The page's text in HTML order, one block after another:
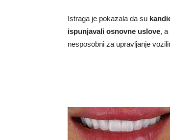
Istraga je pokazala da su
ispunjavali osnovne uslove, a
nesposobni za upravljanje